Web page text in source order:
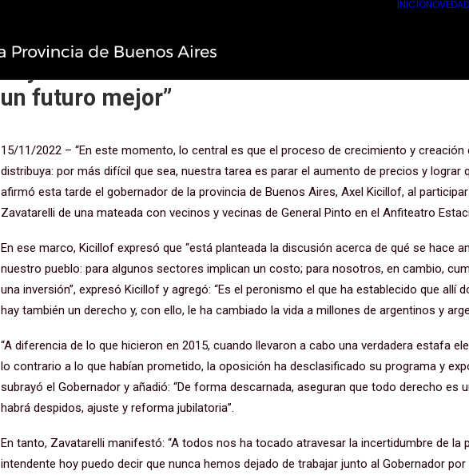
INICIO
Kicillof en General Pinto: “La disyuntiva que
un futuro mejor”
15/11/2022 – “En este momento, lo central es que el proceso de crecimiento y creación
distribuya: por más difícil que sea, nuestra tarea es parar el aumento de precios y lograr
afirmó esta tarde el gobernador de la provincia de Buenos Aires, Axel Kicillof, al
Zavatarelli de una mateada con vecinos y vecinas de General Pinto en el Anfiteatro
En ese marco, Kicillof expresó que “está planteada la discusión acerca de qué se hace
nuestro pueblo: para algunos sectores implican un costo; para nosotros, en cambio,
una inversión”, expresó Kicillof y agregó: “Es el peronismo el que ha establecido que allí
hay también un derecho y, con ello, le ha cambiado la vida a millones de argentinos y
“A diferencia de lo que hicieron en 2015, cuando llevaron a cabo una verdadera estafa
lo contrario a lo que habían prometido, la oposición ha desclasificado su programa y
subrayó el Gobernador y añadió: “De forma descarnada, aseguran que todo derecho es
habrá despidos, ajuste y reforma jubilatoria”.
En tanto, Zavatarelli manifestó: “A todos nos ha tocado atravesar la incertidumbre de la
intendente hoy puedo decir que nunca hemos dejado de trabajar junto al Gobernador